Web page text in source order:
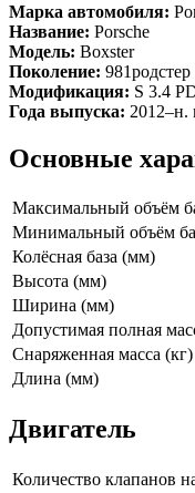
Марка автомобиля:
Название: Porsche
Модель: Boxster
Поколение: 981родстер
Модификация: S 3.4
Года выпуска: 2012–н.
Основные
Максимальный объём
Минимальный объём
Колёсная база (мм)
Высота (мм)
Ширина (мм)
Допустимая полная
Снаряженная масса (кг)
Длина (мм)
Двигатель
Количество клапанов